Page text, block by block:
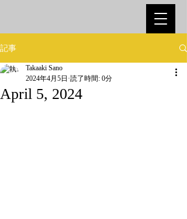
記事
April 5, 2024
Takaaki Sano
2024年4月5日 読了時間: 0分